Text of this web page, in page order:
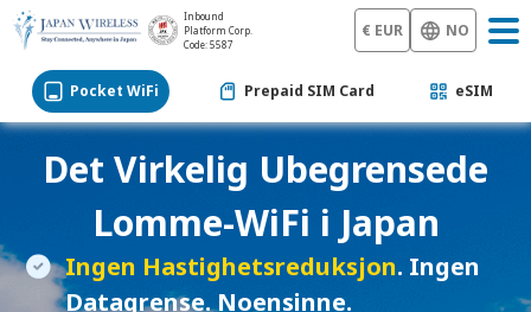
Inbound
Platform Corp.
Code: 5587
€ EUR NO
Pocket WiFi Prepaid SIM Card eSIM
Det Virkelig Ubegrensede
Lomme-WiFi i Japan
Ingen Hastighetsreduksjon. Ingen
Datagrense. Noensinne.